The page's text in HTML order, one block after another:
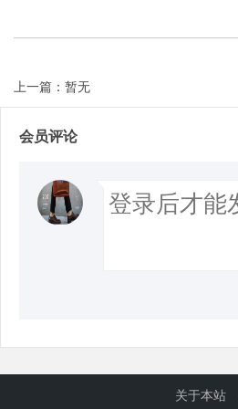
上一篇：暂无
会员评论
关于本站